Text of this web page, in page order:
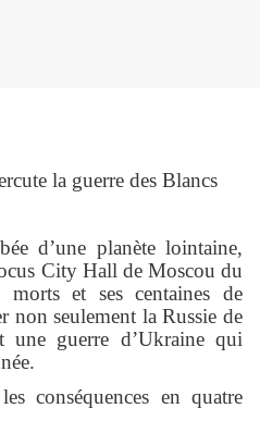
la guerre des Blancs
d’une planète lointaine,
City Hall de Moscou du
et ses centaines de
non seulement la Russie de
une guerre d’Ukraine qui
conséquences en quatre